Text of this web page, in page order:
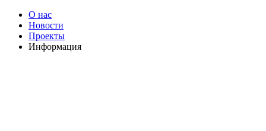
О нас
Новости
Проекты
Информация